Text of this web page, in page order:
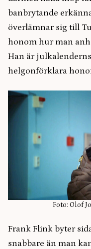
banbrytande
överlämnar sig till
honom hur man
Han är
helgonförklara
Foto: Olof
Frank Flink byter
snabbare än man